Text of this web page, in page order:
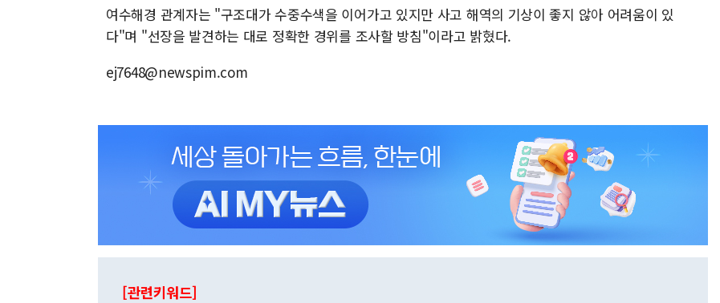
여수해경 관계자는 "구조대가 수중수색을 이어가고 있지만 사고 해역의 기상이 좋지 않아 어려움이 있
다"며 "선장을 발견하는 대로 정확한 경위를 조사할 방침"이라고 밝혔다.
ej7648@newspim.com
[관련키워드]